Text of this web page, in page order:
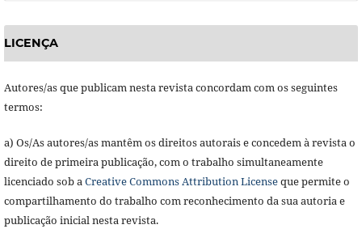
LICENÇA
Autores/as que publicam nesta revista concordam com os seguintes
termos:
a) Os/As autores/as mantêm os direitos autorais e concedem à revista o
direito de primeira publicação, com o trabalho simultaneamente
licenciado sob a Creative Commons Attribution Licenseque permite o
compartilhamento do trabalho com reconhecimento da sua autoria e
publicação inicial nesta revista.